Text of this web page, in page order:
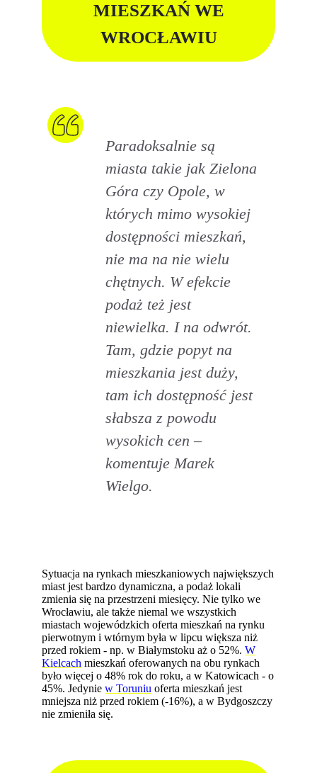
MIESZKAŃ WE
WROCŁAWIU
Paradoksalnie są
miasta takie jak Zielona
Góra czy Opole, w
których mimo wysokiej
dostępności mieszkań,
nie ma na nie wielu
chętnych. W efekcie
podaż też jest
niewielka. I na odwrót.
Tam, gdzie popyt na
mieszkania jest duży,
tam ich dostępność jest
słabsza z powodu
wysokich cen –
komentuje Marek
Wielgo.
Sytuacja na rynkach mieszkaniowych największych
miast jest bardzo dynamiczna, a podaż lokali
zmienia się na przestrzeni miesięcy. Nie tylko we
Wrocławiu, ale także niemal we wszystkich
miastach wojewódzkich oferta mieszkań na rynku
pierwotnym i wtórnym była w lipcu większa niż
przed rokiem - np. w Białymstoku aż o 52%.W
Kielcach mieszkań oferowanych na obu rynkach
było więcej o 48% rok do roku, a w Katowicach - o
45%. Jedyniew Toruniu oferta mieszkań jest
mniejsza niż przed rokiem (-16%), a w Bydgoszczy
nie zmieniła się.